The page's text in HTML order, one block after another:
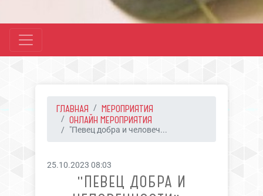
ГЛАВНАЯ
МЕРОПРИЯТИЯ
ОНЛАЙН МЕРОПРИЯТИЯ
"Певец добра и человеч...
25.10.2023 08:03
"ПЕВЕЦ ДОБРА И